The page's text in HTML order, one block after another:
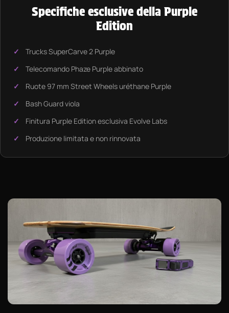
Specifiche esclusive della Purple
Edition
Trucks SuperCarve 2 Purple
Telecomando Phaze Purple abbinato
Ruote 97 mm Street Wheels uréthane Purple
Bash Guard viola
Finitura Purple Edition esclusiva Evolve Labs
Produzione limitata e non rinnovata